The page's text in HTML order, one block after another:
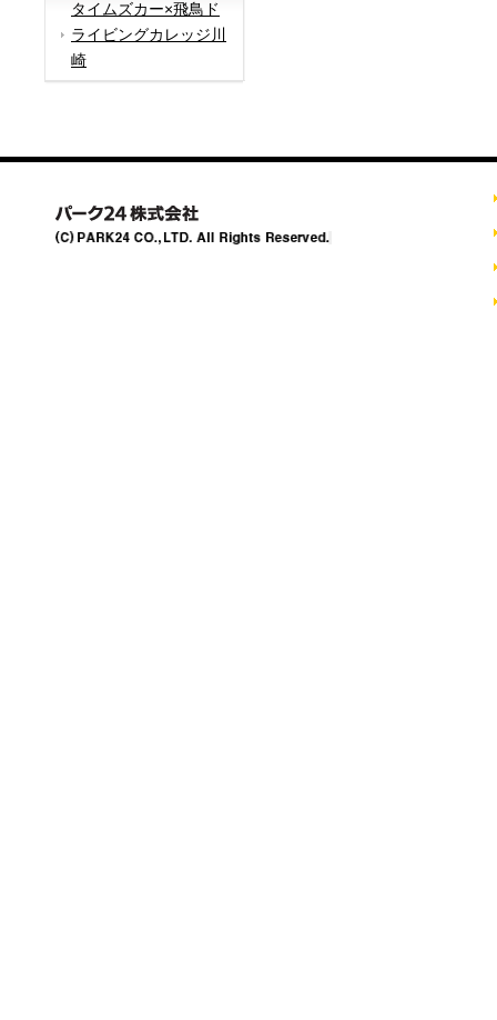
タイムズカー×飛鳥ド
ライビングカレッジ川
崎